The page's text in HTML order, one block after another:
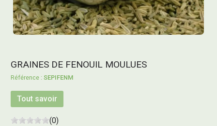
GRAINES DE FENOUIL MOULUES
SEPIFENM
Tout savoir
(0)